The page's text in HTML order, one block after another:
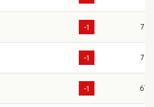
-1 71
-1 71
-1 67